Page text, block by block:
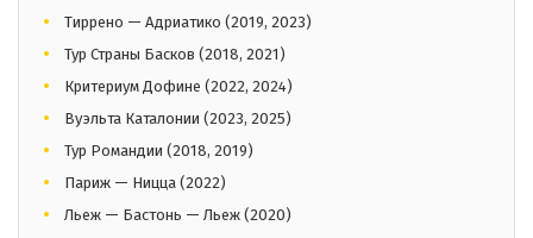
Тиррено — Адриатико (2019, 2023)
Тур Страны Басков (2018, 2021)
Критериум Дофине (2022, 2024)
Вуэльта Каталонии (2023, 2025)
Тур Романдии (2018, 2019)
Париж — Ницца (2022)
Льеж — Бастонь — Льеж (2020)